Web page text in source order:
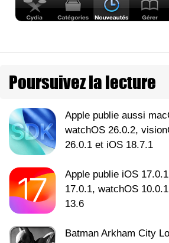
Poursuivez la lecture
Apple publie aussi
watchOS 26.0.2,
26.0.1 et iOS 18.7.1
Apple publie iOS
17.0.1, watchOS
13.6
Batman Arkham City